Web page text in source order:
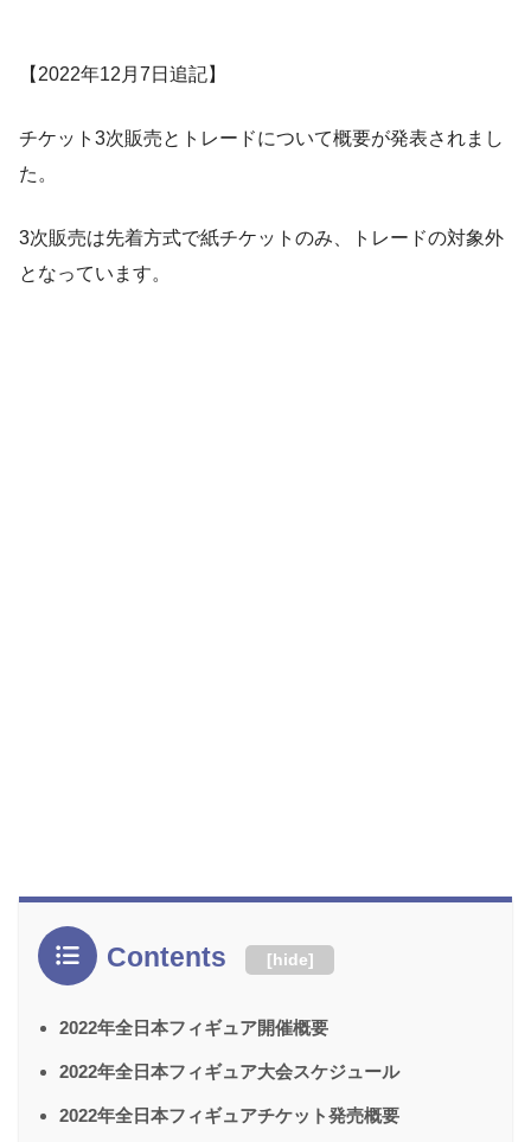
【2022年12月7日追記】
チケット3次販売とトレードについて概要が発表されまし
た。
3次販売は先着方式で紙チケットのみ、トレードの対象外
となっています。
Contents [hide]
2022年全日本フィギュア開催概要
2022年全日本フィギュア大会スケジュール
2022年全日本フィギュアチケット発売概要